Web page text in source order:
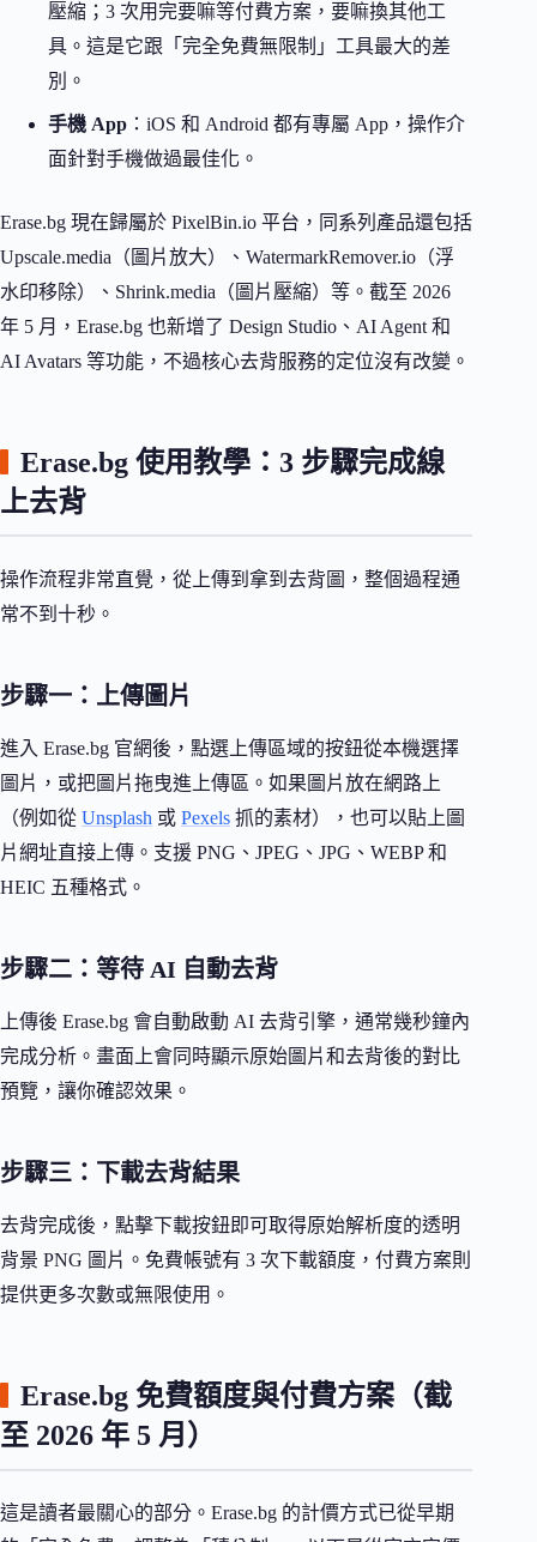
壓縮；3 次用完要嘛等付費方案，要嘛換其他工
具。這是它跟「完全免費無限制」工具最大的差
別。
手機 App ：iOS 和 Android 都有專屬 App，操作介
面針對手機做過最佳化。
Erase.bg 現在歸屬於 PixelBin.io 平台，同系列產品還包括
Upscale.media（圖片放大）、WatermarkRemover.io（浮
水印移除）、Shrink.media（圖片壓縮）等。截至 2026
年 5 月，Erase.bg 也新增了 Design Studio、AI Agent 和
AI Avatars 等功能，不過核心去背服務的定位沒有改變。
Erase.bg 使用教學：3 步驟完成線
上去背
操作流程非常直覺，從上傳到拿到去背圖，整個過程通
常不到十秒。
步驟一：上傳圖片
進入 Erase.bg 官網後，點選上傳區域的按鈕從本機選擇
圖片，或把圖片拖曳進上傳區。如果圖片放在網路上
（例如從 Unsplash 或 Pexels 抓的素材），也可以貼上圖
片網址直接上傳。支援 PNG、JPEG、JPG、WEBP 和
HEIC 五種格式。
步驟二：等待 AI 自動去背
上傳後 Erase.bg 會自動啟動 AI 去背引擎，通常幾秒鐘內
完成分析。畫面上會同時顯示原始圖片和去背後的對比
預覽，讓你確認效果。
步驟三：下載去背結果
去背完成後，點擊下載按鈕即可取得原始解析度的透明
背景 PNG 圖片。免費帳號有 3 次下載額度，付費方案則
提供更多次數或無限使用。
Erase.bg 免費額度與付費方案（截
至 2026 年 5 月）
這是讀者最關心的部分。Erase.bg 的計價方式已從早期